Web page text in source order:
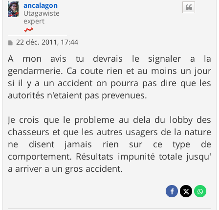
ancalagon
Utagawiste
expert
M
s
a
g
e
22 déc. 2011, 17:44
A mon avis tu devrais le signaler a la
gendarmerie. Ca coute rien et au moins un jour
si il y a un accident on pourra pas dire que les
autorités n'etaient pas prevenues.
Je crois que le probleme au dela du lobby des
chasseurs et que les autres usagers de la nature
ne disent jamais rien sur ce type de
comportement. Résultats impunité totale jusqu'
a arriver a un gros accident.